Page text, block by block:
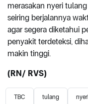
merasakan nyeri
seiring berjalannya
agar segera diketahui
penyakit terdeteksi,
makin tinggi.
(RN/ RVS)
TBC tulang